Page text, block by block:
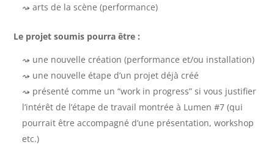
arts de la scène (performance)
Le projet soumis pourra être :
une nouvelle création (performance et/ou installation)
une nouvelle étape d’un projet déjà créé
présenté comme un “work in progress” si vous justifier
l’intérêt de l’étape de travail montrée à Lumen #7 (qui
pourrait être accompagné d’une présentation, workshop
etc.)